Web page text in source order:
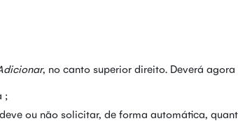
, no canto superior direito. Deverá
;
ou não solicitar, de forma automática,